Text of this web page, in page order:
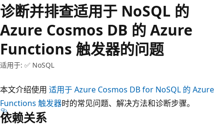
诊断并排查适用于 NoSQL 的
Azure Cosmos DB 的 Azure
Functions 触发器的问题
适用于: ✅ NoSQL
本文介绍使用 适用于 Azure Cosmos DB for NoSQL 的 Azure
Functions 触发器时的常见问题、解决方法和诊断步骤。
依赖关系